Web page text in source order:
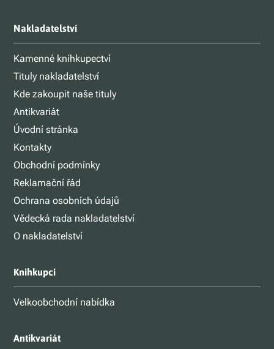
Nakladatelství
Kamenné knihkupectví
Tituly nakladatelství
Kde zakoupit naše tituly
Antikvariát
Úvodní stránka
Kontakty
Obchodní podmínky
Reklamační řád
Ochrana osobních údajů
Vědecká rada nakladatelství
O nakladatelství
Knihkupci
Velkoobchodní nabídka
Antikvariát